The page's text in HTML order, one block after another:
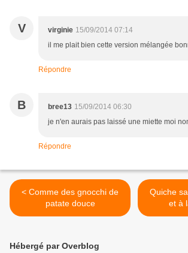
V virginie 15/09/2014 07:14
il me plait bien cette version mélangée
Répondre
B bree13 15/09/2014 06:30
je n'en aurais pas laissé une miette moi
Répondre
< Comme des gnocchi de
patate douce
Quiche
Hébergé par Overblog